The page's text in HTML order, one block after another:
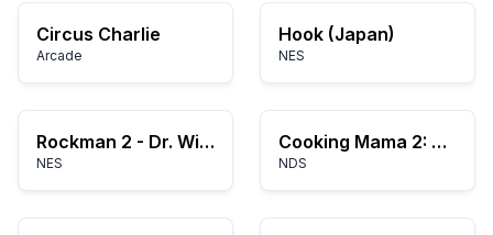
Circus Charlie
Arcade
Hook (Japan)
NES
Rockman 2 - Dr. Wily no Nazo (Japan)
NES
Cooking Mama 2: Dinner with Friends
NDS